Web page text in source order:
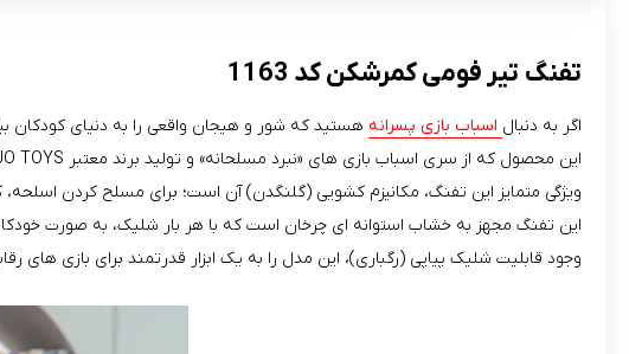
تفنگ تیر فومی کمرشکن کد 1163
اگر به دنبال اسباب‌ بازی پسرانه هستید که شور و هیجان واقعی را به دنیای کودکان بیاورد، تفنگ
این محصول که از سری اسباب‌ بازی‌ های «نبرد مسلحانه» و تولید برند معتبر QENUO TOYS است، با طراحی مدرن و رنگ‌ بندی خیره‌ کننده (سبز فسفری و سرمه‌ ای)، هر کودکی را مجذوب خود می‌ کند.
ویژگی متمایز این تفنگ، مکانیزم کشویی (گلنگدن) آن است؛ برای مسلح کردن
این تفنگ مجهز به خشاب استوانه‌ ای چرخان است که با هر بار شلیک، به صورت
وجود قابلیت شلیک پیاپی (رگباری)، این مدل را به یک ابزار قدرتمند برای بازی‌ های